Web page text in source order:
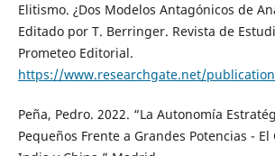
Elitismo. ¿Dos Modelos Antagónicos de
Editado por T. Berringer. Revista de
Prometeo Editorial.
https://www.researchgate.net/
Peña, Pedro. 2022. “La Autonomía
Pequeños Frente a Grandes Potencias - El